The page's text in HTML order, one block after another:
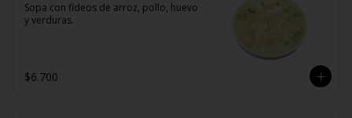
Sopa con fideos de arroz, pollo, huevo
y verduras.
$6.700